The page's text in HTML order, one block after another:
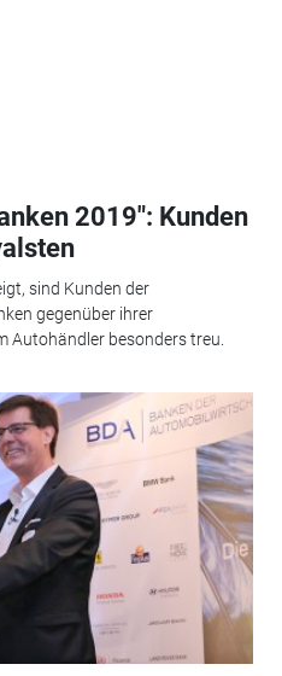
2019": Kunden
sind Kunden der
gegenüber ihrer
Autohändler besonders treu.